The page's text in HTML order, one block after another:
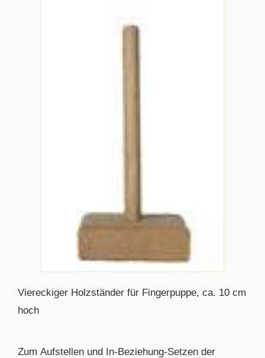
Viereckiger Holzständer für Fingerpuppe, ca. 10 cm
hoch
Zum Aufstellen und In-Beziehung-Setzen der